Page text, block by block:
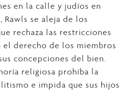
en la calle y judíos en
Rawls se aleja de los
rechaza las restricciones
derecho de los miembros
concepciones del bien.
religiosa prohíba la
e impida que sus hijos